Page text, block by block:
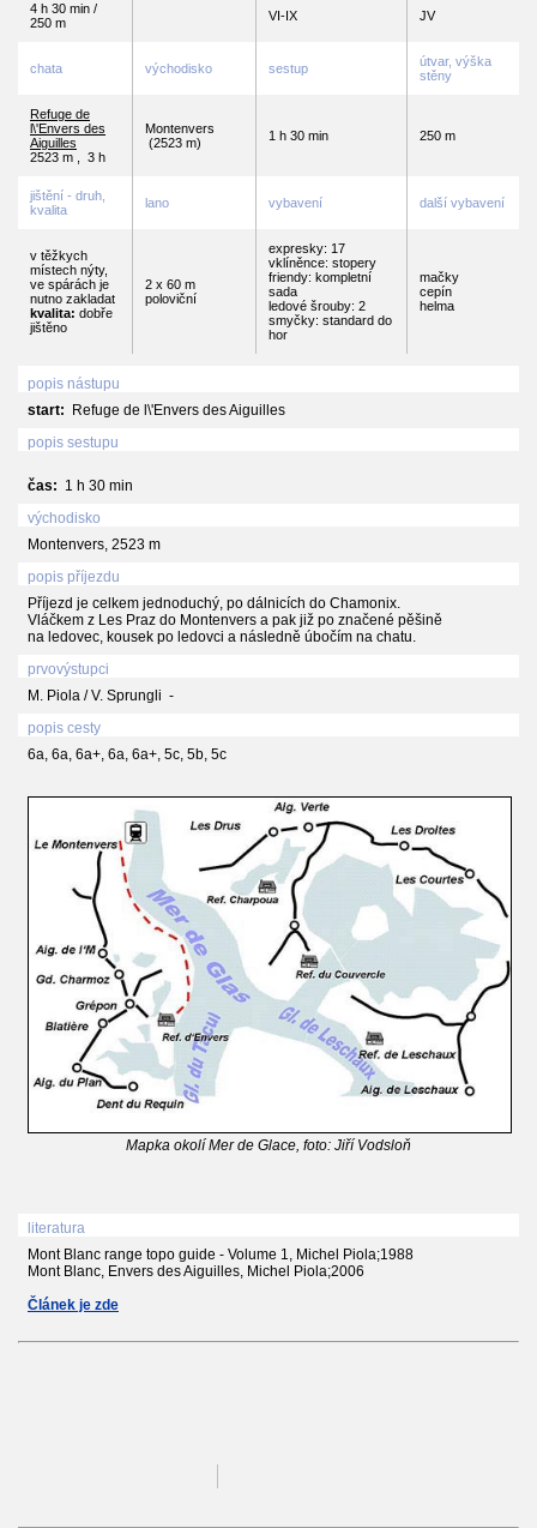
4 h 30 min /
250 m
VI-IX JV
chata východisko sestup
útvar, výška
stěny
Refuge de
l\'Envers des
Aiguilles
2523 m
3 h
Montenvers
(2523 m)
1 h 30 min 250 m
jištění - druh,
kvalita
lano vybavení další vybavení
v těžkych
místech nýty,
ve spárách je
nutno zakladat
kvalita: dobře
jištěno
2 x 60 m
poloviční
expresky: 17
vklíněnce: stopery
friendy: kompletní
sada
ledové šrouby: 2
smyčky: standard do
hor
mačky
cepín
helma
popis nástupu
start: Refuge de l\'Envers des Aiguilles
popis sestupu
čas: 1 h 30 min
východisko
Montenvers, 2523 m
popis příjezdu
Příjezd je celkem jednoduchý, po dálnicích do Chamonix.
Vláčkem z Les Praz do Montenvers a pak již po značené pěšině
na ledovec, kousek po ledovci a následně úbočím na chatu.
prvovýstupci
M. Piola / V. Sprungli -
popis cesty
6a, 6a, 6a+, 6a, 6a+, 5c, 5b, 5c
Mapka okolí Mer de Glace, foto: Jiří Vodsloň
literatura
Mont Blanc range topo guide - Volume 1, Michel Piola;1988
Mont Blanc, Envers des Aiguilles, Michel Piola;2006
Článek je zde